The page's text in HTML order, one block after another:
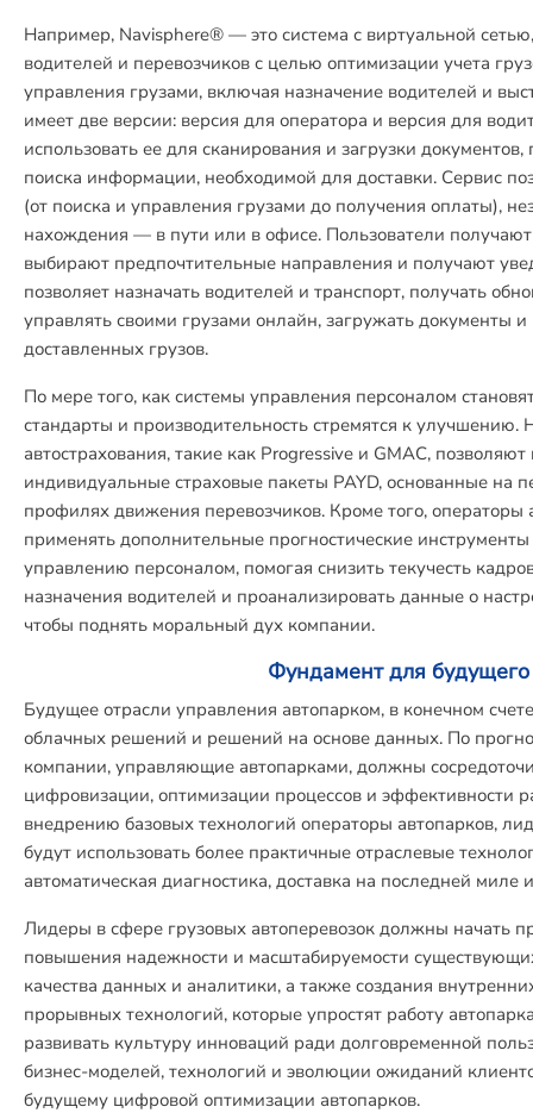
Например, Navisphere® — это система с виртуальной
водителей и перевозчиков с целью оптимизации учета
управления грузами, включая назначение водителей и
имеет две версии: версия для оператора и версия для
использовать ее для сканирования и загрузки
поиска информации, необходимой для доставки. Сервис
(от поиска и управления грузами до получения оплаты),
нахождения — в пути или в офисе. Пользователи получают
выбирают предпочтительные направления и получают
позволяет назначать водителей и транспорт, получать
управлять своими грузами онлайн, загружать документы и
доставленных грузов.
По мере того, как системы управления персоналом
стандарты и производительность стремятся к
автострахования, такие как Progressive и GMAC,
индивидуальные страховые пакеты PAYD, основанные на
профилях движения перевозчиков. Кроме того, операторы
применять дополнительные прогностические
управлению персоналом, помогая снизить текучесть
назначения водителей и проанализировать данные о
чтобы поднять моральный дух компании.
Фундамент для будущего
Будущее отрасли управления автопарком, в конечном
облачных решений и решений на основе данных. По
компании, управляющие автопарками, должны
цифровизации, оптимизации процессов и эффективности
внедрению базовых технологий операторы автопарков,
будут использовать более практичные отраслевые
автоматическая диагностика, доставка на последней
Лидеры в сфере грузовых автоперевозок должны начать
повышения надежности и масштабируемости
качества данных и аналитики, а также создания
прорывных технологий, которые упростят работу
развивать культуру инноваций ради долговременной
бизнес-моделей, технологий и эволюции ожиданий
будущему цифровой оптимизации автопарков.